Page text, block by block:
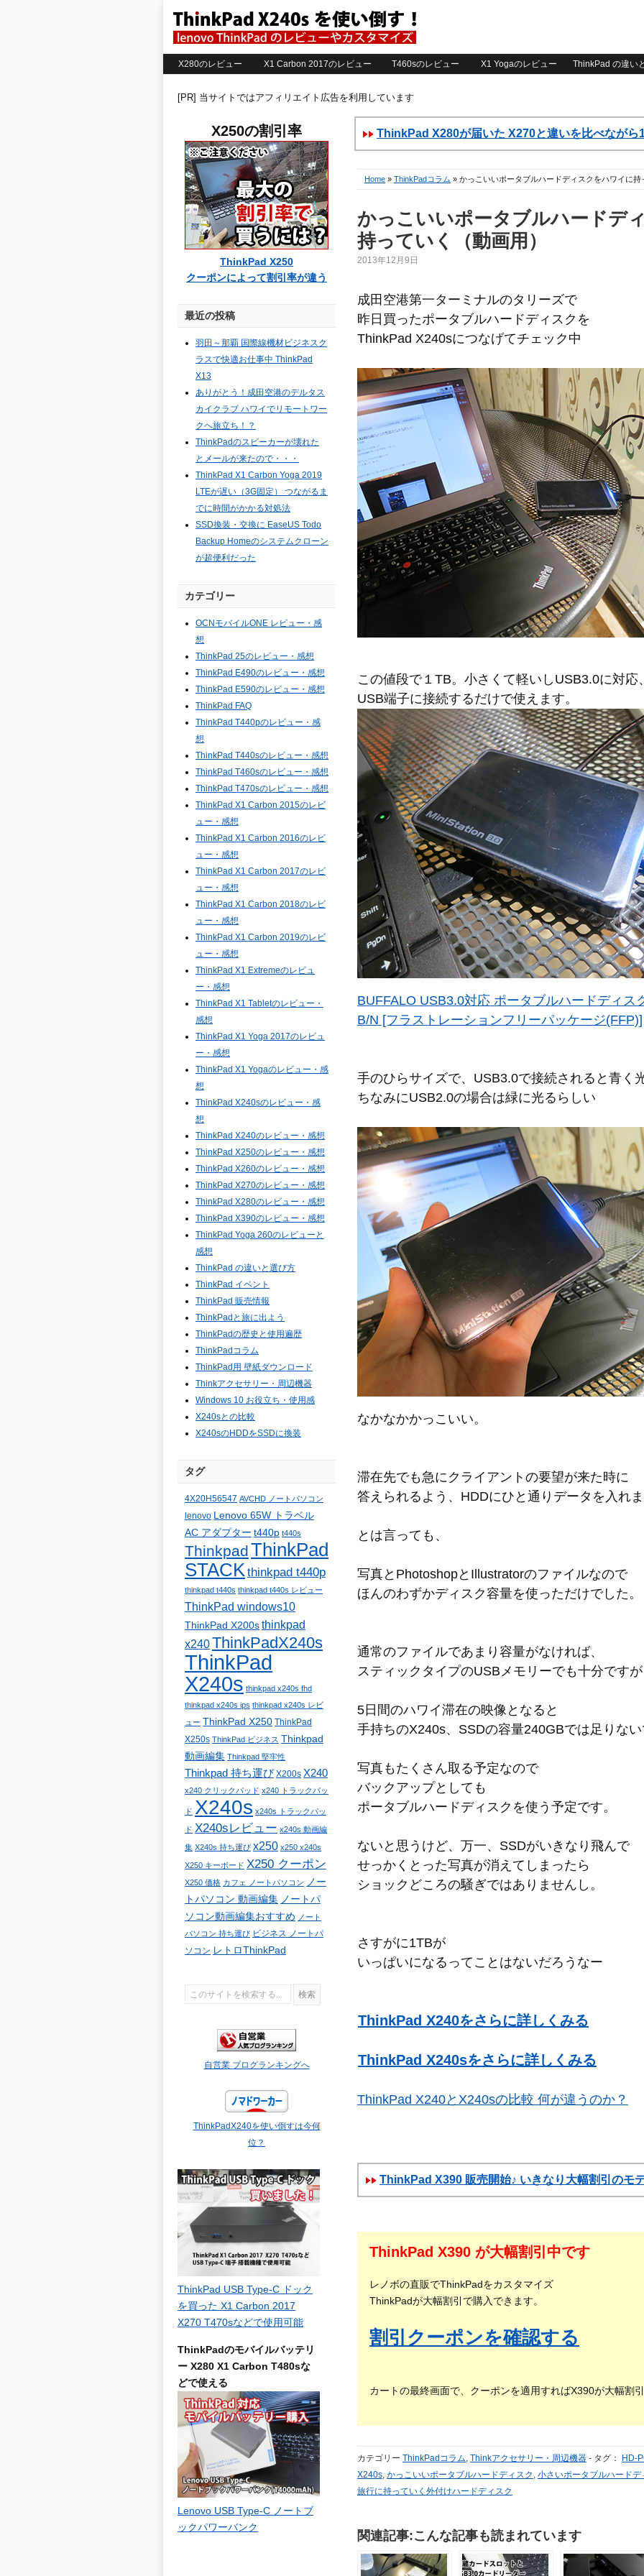
X280のレビュー X1 Carbon 2017のレビュー T460sのレビュー X1 Yogaのレビュー ThinkPad の違い
[PR] 当サイトではアフィリエイト広告を利用しています
ThinkPad X280が届いた X270と違いを比べながら
Home » ThinkPadコラム » かっこいいポータブルハードディスクをハワイに持
かっこいいポータブルハードデ
持っていく（動画用）
2013年12月9日
成田空港第一ターミナルのタリーズで
昨日買ったポータブルハードディスクを
ThinkPad X240sにつなげてチェック中
この値段で１TB。小さくて軽いしUSB3.0に対
USB端子に接続するだけで使えます。
BUFFALO USB3.0対応 ポータブルハードディス
B/N [フラストレーションフリーパッケージ(FFP)]
手のひらサイズで、USB3.0で接続されると青く
ちなみにUSB2.0の場合は緑に光るらしい
なかなかかっこいい。
滞在先でも急にクライアントの要望が来た時に
答えられるよう、HDDにひと通りデータを入れ
とは言っても、
写真とPhotoshopとIllustratorのファイルなので
ほんのわずかディスク容量を使っただけでした。
通常のファイルであまり容量がなければ、
スティックタイプのUSBメモリーでも十分ですが
5日間のハワイ滞在の映像となると
手持ちのX240s、SSDの容量240GBでは足りな
写真もたくさん取る予定なので
バックアップとしても
ポータブルハードディスクを使う予定です。
ないと思うけど、万一、SSDがいきなり飛んで
せっかくとった写真が消えてしまったら
ショックどころの騒ぎではありませんし。
さすがに1TBが
いっぱいになるってことはないだろうなー
ThinkPad X240をさらに詳しくみる
ThinkPad X240sをさらに詳しくみる
ThinkPad X240とX240sの比較 何が違うのか？
ThinkPad X390 販売開始♪ いきなり大幅割引のモ
ThinkPad X390 が大幅割引中です
レノボの直販でThinkPadをカスタマイズ
ThinkPadが大幅割引で購入できます。
割引クーポンを確認する
カートの最終画面で、クーポンを適用すればX390が大幅割
カテゴリー ThinkPadコラム, Thinkアクセサリー・周辺機器 - タグ：
HD-
X240s, かっこいいポータブルハードディスク , 小さいポータブルハードデ
旅行に持っていく外付けハードディスク
関連記事:こんな記事も読まれています
X250の割引率
ThinkPad X250
クーポンによって割引率が違う
最近の投稿
羽田～那覇 国際線機材ビジネスク
ラスで快適お仕事中 ThinkPad
X13
ありがとう！成田空港のデルタス
カイクラブ ハワイでリモートワー
クへ旅立ち！？
ThinkPadのスピーカーが壊れた
とメールが来たので・・・
ThinkPad X1 Carbon Yoga 2019
LTEが遅い（3G固定） つながるま
でに時間がかかる対処法
SSD換装・交換に EaseUS Todo
Backup Homeのシステムクローン
が超便利だった
カテゴリー
OCNモバイルONE レビュー・感
想
ThinkPad 25のレビュー・感想
ThinkPad E490のレビュー・感想
ThinkPad E590のレビュー・感想
ThinkPad FAQ
ThinkPad T440pのレビュー・感
想
ThinkPad T440sのレビュー・感想
ThinkPad T460sのレビュー・感想
ThinkPad T470sのレビュー・感想
ThinkPad X1 Carbon 2015のレビ
ュー・感想
ThinkPad X1 Carbon 2016のレビ
ュー・感想
ThinkPad X1 Carbon 2017のレビ
ュー・感想
ThinkPad X1 Carbon 2018のレビ
ュー・感想
ThinkPad X1 Carbon 2019のレビ
ュー・感想
ThinkPad X1 Extremeのレビュ
ー・感想
ThinkPad X1 Tabletのレビュー・
感想
ThinkPad X1 Yoga 2017のレビュ
ー・感想
ThinkPad X1 Yogaのレビュー・感
想
ThinkPad X240sのレビュー・感
想
ThinkPad X240のレビュー・感想
ThinkPad X250のレビュー・感想
ThinkPad X260のレビュー・感想
ThinkPad X270のレビュー・感想
ThinkPad X280のレビュー・感想
ThinkPad X390のレビュー・感想
ThinkPad Yoga 260のレビューと
感想
ThinkPad の違いと選び方
ThinkPad イベント
ThinkPad 販売情報
ThinkPadと旅に出よう
ThinkPadの歴史と使用遍歴
ThinkPadコラム
ThinkPad用 壁紙ダウンロード
Thinkアクセサリー・周辺機器
Windows 10 お役立ち・使用感
X240sとの比較
X240sのHDDをSSDに換装
タグ
4X20H56547 AVCHD ノートパソコン
lenovo Lenovo 65W トラベル
AC アダプター t440p t440s
ThinkpadThinkPad
STACKthinkpad t440p
thinkpad t440s thinkpad t440s レビュー
ThinkPad windows10
ThinkPad X200s thinkpad
x240ThinkPadX240s
ThinkPad
X240s thinkpad x240s fhd
thinkpad x240s ips thinkpad x240s レビ
ュー ThinkPad X250 ThinkPad
X250s ThinkPad ビジネス Thinkpad
動画編集 Thinkpad 堅牢性
Thinkpad 持ち運び X200s X240
x240 クリックパッド x240 トラックパッ
ド X240s x240s トラックパッ
ド X240sレビュー x240s 動画編
集 X240s 持ち運び x250 x250 x240s
X250 キーボード X250 クーポン
X250 価格 カフェ ノートパソコン ノー
トパソコン 動画編集 ノートパ
ソコン動画編集おすすめ ノート
パソコン 持ち運び ビジネス ノートパ
ソコン レトロThinkPad
自営業 ブログランキングへ
ThinkPadX240を使い倒すは今何
位？
ThinkPad USB Type-C ドック
を買った X1 Carbon 2017
X270 T470sなどで使用可能
ThinkPadのモバイルバッテリ
ー X280 X1 Carbon T480sな
どで使える
Lenovo USB Type-C ノートブ
ックパワーバンク